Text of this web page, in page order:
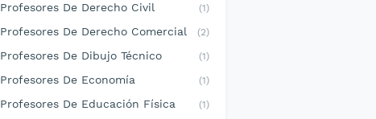
Profesores De Derecho Civil (1)
Profesores De Derecho Comercial (2)
Profesores De Dibujo Técnico (1)
Profesores De Economía (1)
Profesores De Educación Física (1)